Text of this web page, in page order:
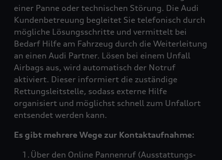
einer Panne oder technischen Störung. Die Audi
Kundenbetreuung begleitet Sie telefonisch durch
mögliche Lösungsschritte und vermittelt bei
Bedarf Hilfe am Fahrzeug durch die Weiterleitung
an einen Audi Partner. Lösen bei einem Unfall
Airbags aus, wird automatisch der Notruf
aktiviert. Dieser informiert die zuständige
Rettungsleitstelle, sodass externe Hilfe
organisiert und möglichst schnell zum Unfallort
entsendet werden kann.
Es gibt mehrere Wege zur Kontaktaufnahme:
Über den Online Pannenruf (Ausstattungs-